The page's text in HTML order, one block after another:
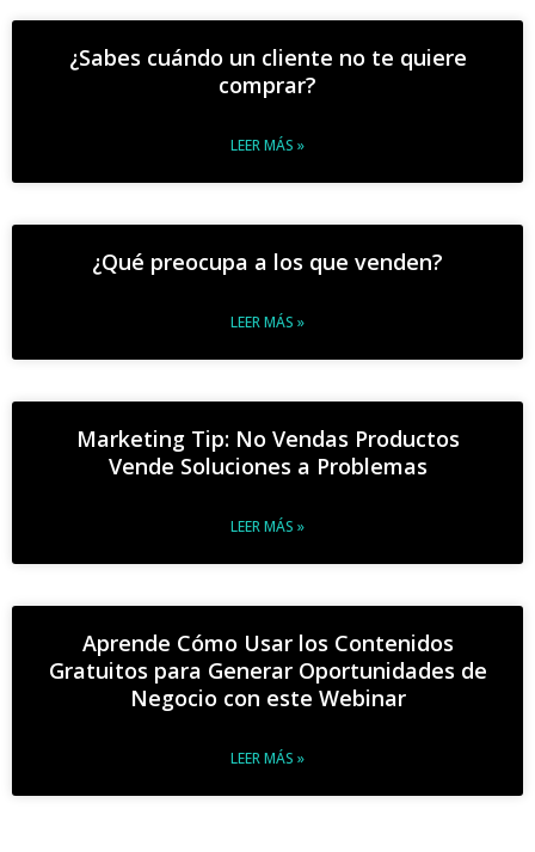
¿Sabes cuándo un cliente no te quiere
comprar?
LEER MÁS »
¿Qué preocupa a los que venden?
LEER MÁS »
Marketing Tip: No Vendas Productos
Vende Soluciones a Problemas
LEER MÁS »
Aprende Cómo Usar los Contenidos
Gratuitos para Generar Oportunidades de
Negocio con este Webinar
LEER MÁS »